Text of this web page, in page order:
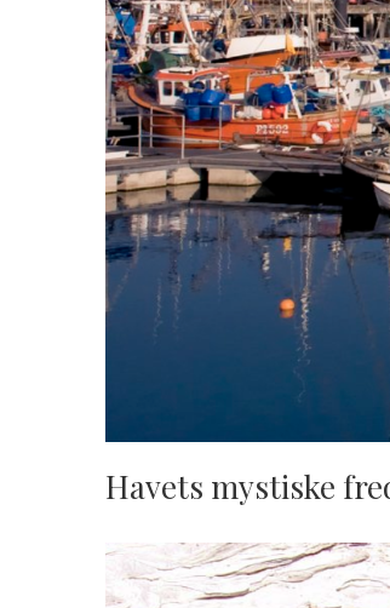
Havets mystiske